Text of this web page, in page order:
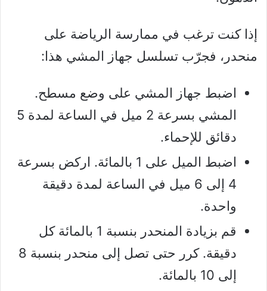
إذا كنت ترغب في ممارسة الرياضة على
منحدر، فجرّب تسلسل جهاز المشي هذا:
اضبط جهاز المشي على وضع مسطح.
المشي بسرعة 2 ميل في الساعة لمدة 5
دقائق للإحماء.
اضبط الميل على 1 بالمائة. اركض بسرعة
4 إلى 6 ميل في الساعة لمدة دقيقة
واحدة.
قم بزيادة المنحدر بنسبة 1 بالمائة كل
دقيقة. كرر حتى تصل إلى منحدر بنسبة 8
إلى 10 بالمائة.